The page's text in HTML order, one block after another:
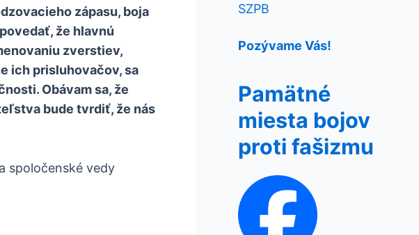
zápasu, boja
že hlavnú
zverstiev,
ich prisluhovačov, sa
Obávam sa, že
bude tvrdiť, že nás
spoločenské vedy
SZPB
Pozývame Vás!
Pamätné
miesta bojov
proti fašizmu